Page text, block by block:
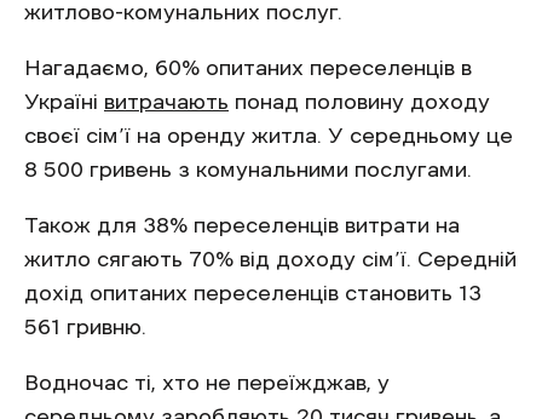
житлово-комунальних послуг.
Нагадаємо, 60% опитаних переселенців в
Україні витрачають понад половину доходу
своєї сім’ї на оренду житла. У середньому це
8 500 гривень з комунальними послугами.
Також для 38% переселенців витрати на
житло сягають 70% від доходу сім’ї. Середній
дохід опитаних переселенців становить 13
561 гривню.
Водночас ті, хто не переїжджав, у